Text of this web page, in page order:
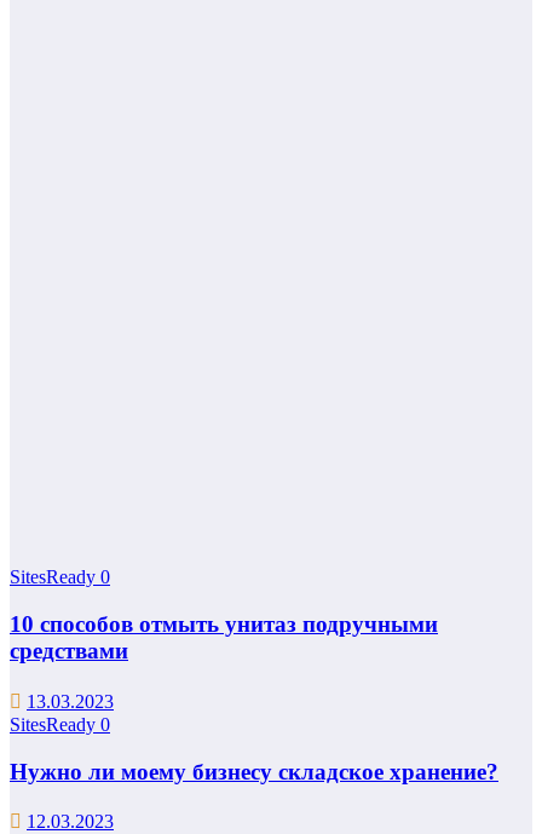
SitesReady 0
10 способов отмыть унитаз подручными
средствами
13.03.2023
SitesReady 0
Нужно ли моему бизнесу складское хранение?
12.03.2023